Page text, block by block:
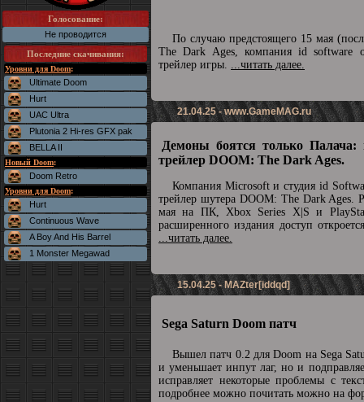
Голосование:
Не проводится
Последние скачивания:
Уровни для Doom:
Ultimate Doom
Hurt
UAC Ultra
Plutonia 2 Hi-res GFX pak
BELLA II
Новый Doom:
Doom Retro
Уровни для Doom:
Hurt
Continuous Wave
A Boy And His Barrel
1 Monster Megawad
По случаю предстоящего 15 мая
The Dark Ages, компания id software
трейлер игры. ...читать далее.
21.04.25 -www.GameMAG.ru
Демоны боятся только Палача:
трейлер DOOM: The Dark Ages.
Компания Microsoft и студия id
трейлер шутера DOOM: The Dark Ages.
мая на ПК, Xbox Series X|S и
расширенного издания доступ
...читать далее.
15.04.25 - MAZter[iddqd]
Sega Saturn Doom патч
Вышел патч 0.2 для Doom на Sega
и уменьшает инпут лаг, но и
исправляет некоторые проблемы с
подробнее можно почитать можно на